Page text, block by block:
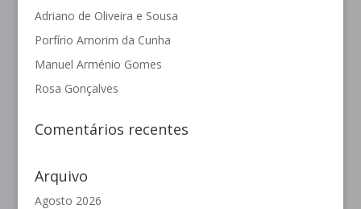
Adriano de Oliveira e Sousa
Porfírio Amorim da Cunha
Manuel Arménio Gomes
Rosa Gonçalves
Comentários recentes
Arquivo
Agosto 2026